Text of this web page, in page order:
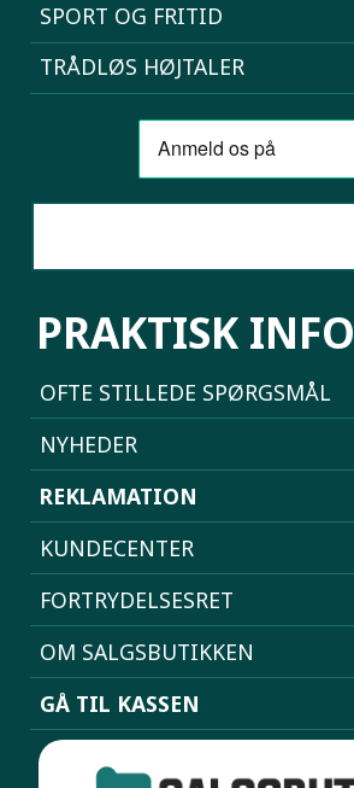
SPORT OG FRITID
TRÅDLØS HØJTALER
PRAKTISK INFO
OFTE STILLEDE SPØRGSMÅL
NYHEDER
REKLAMATION
KUNDECENTER
FORTRYDELSESRET
OM SALGSBUTIKKEN
GÅ TIL KASSEN